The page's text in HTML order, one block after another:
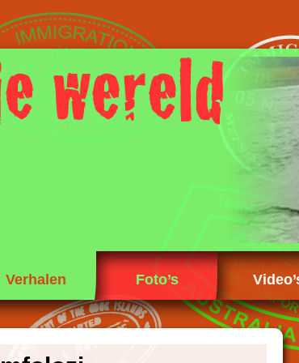
Verhalen Foto’s